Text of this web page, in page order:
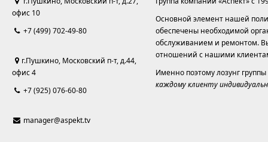
офис 10
+7 (499) 702-49-80
г.Пушкино, Московский п-т, д.44,
офис 4
+7 (925) 076-60-80
manager@aspekt.tv
Основной элемент нашей
обеспечены необходимой
обслуживанием и ремонтом.
отношений с нашими
Именно поэтому лозунг
каждому клиенту